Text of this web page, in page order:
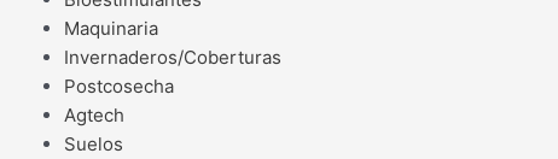
Maquinaria
Invernaderos/Coberturas
Postcosecha
Agtech
Suelos